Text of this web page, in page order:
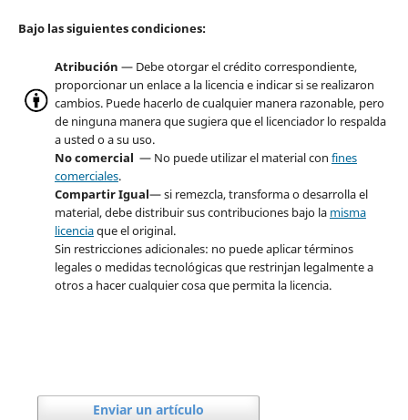
Bajo las siguientes condiciones:
Atribución — Debe otorgar el crédito correspondiente,
proporcionar un enlace a la licencia e indicar si se realizaron
cambios. Puede hacerlo de cualquier manera razonable, pero
de ninguna manera que sugiera que el licenciador lo respalda
a usted o a su uso.
No comercial — No puede utilizar el material con fines
comerciales.
Compartir Igual— si remezcla, transforma o desarrolla el
material, debe distribuir sus contribuciones bajo la misma
licenciaque el original.
Sin restricciones adicionales: no puede aplicar términos
legales o medidas tecnológicas que restrinjan legalmente a
otros a hacer cualquier cosa que permita la licencia.
Enviar un artículo